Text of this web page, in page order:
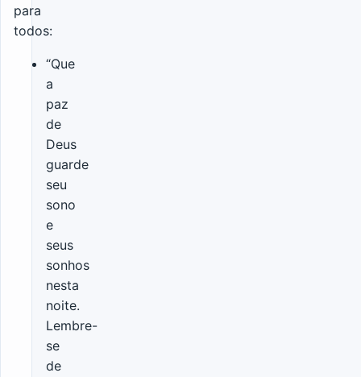
para
todos:
“Que
a
paz
de
Deus
guarde
seu
sono
e
seus
sonhos
nesta
noite.
Lembre-
se
de